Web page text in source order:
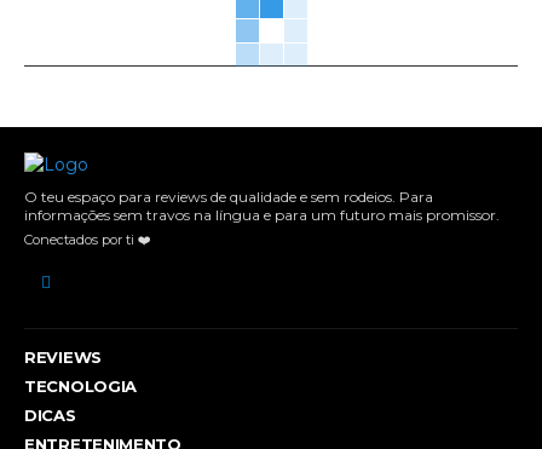
O teu espaço para reviews de qualidade e sem rodeios. Para
informações sem travos na língua e para um futuro mais promissor.
Conectados por ti ❤️
REVIEWS
TECNOLOGIA
DICAS
ENTRETENIMENTO